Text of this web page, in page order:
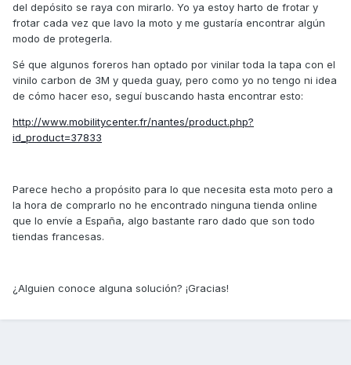
del depósito se raya con mirarlo. Yo ya estoy harto de frotar y
frotar cada vez que lavo la moto y me gustaría encontrar algún
modo de protegerla.
Sé que algunos foreros han optado por vinilar toda la tapa con el
vinilo carbon de 3M y queda guay, pero como yo no tengo ni idea
de cómo hacer eso, seguí buscando hasta encontrar esto:
http://www.mobilitycenter.fr/nantes/product.php?
id_product=37833
Parece hecho a propósito para lo que necesita esta moto pero a
la hora de comprarlo no he encontrado ninguna tienda online
que lo envíe a España, algo bastante raro dado que son todo
tiendas francesas.
¿Alguien conoce alguna solución? ¡Gracias!